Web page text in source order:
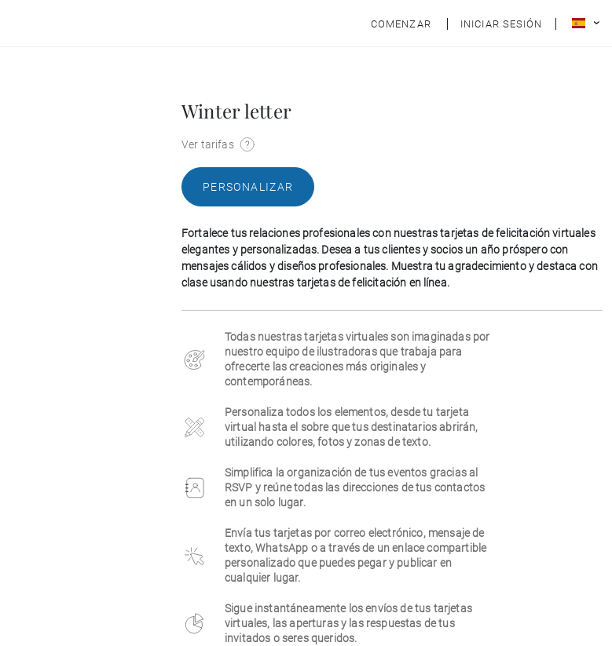
COMENZAR INICIAR SESIÓN
Winter letter
Ver tarifas
PERSONALIZAR
Fortalece tus relaciones profesionales con nuestras tarjetas de felicitación virtuales
elegantes y personalizadas. Desea a tus clientes y socios un año próspero con
mensajes cálidos y diseños profesionales. Muestra tu agradecimiento y destaca con
clase usando nuestras tarjetas de felicitación en línea.
Todas nuestras tarjetas virtuales son imaginadas por
nuestro equipo de ilustradoras que trabaja para
ofrecerte las creaciones más originales y
contemporáneas.
Personaliza todos los elementos, desde tu tarjeta
virtual hasta el sobre que tus destinatarios abrirán,
utilizando colores, fotos y zonas de texto.
Simplifica la organización de tus eventos gracias al
RSVP y reúne todas las direcciones de tus contactos
en un solo lugar.
Envía tus tarjetas por correo electrónico, mensaje de
texto, WhatsApp o a través de un enlace compartible
personalizado que puedes pegar y publicar en
cualquier lugar.
Sigue instantáneamente los envíos de tus tarjetas
virtuales, las aperturas y las respuestas de tus
invitados o seres queridos.